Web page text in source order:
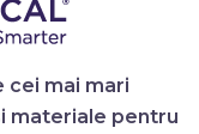
cei mai mari
materiale pentru